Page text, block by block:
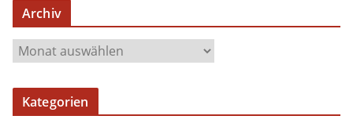
Archiv
r
c
Kategorien